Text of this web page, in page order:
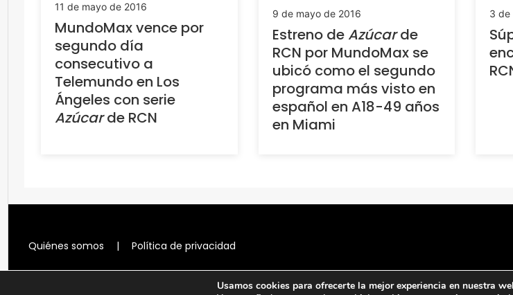
11 de mayo de 2016
MundoMax vence por
segundo día
consecutivo a
Telemundo en Los
Ángeles con serie
Azúcarde RCN
9 de mayo de 2016
Estreno de Azúcarde
RCN por MundoMax se
ubicó como el segundo
programa más visto en
español en A18-49 años
en Miami
3 de
Quiénes somos | Política de privacidad
Usamos cookies para ofrecerte la mejor experiencia en nuestra